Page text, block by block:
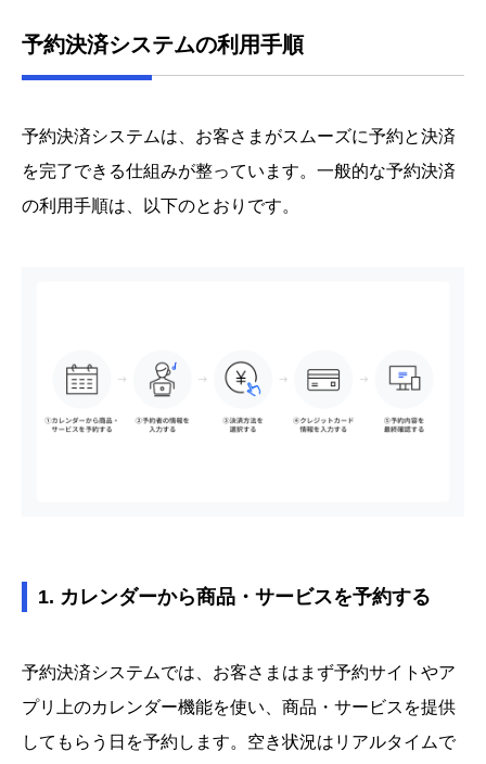
予約決済システムの利用手順
予約決済システムは、お客さまがスムーズに予約と決済
を完了できる仕組みが整っています。一般的な予約決済
の利用手順は、以下のとおりです。
1. カレンダーから商品・サービスを予約する
予約決済システムでは、お客さまはまず予約サイトやア
プリ上のカレンダー機能を使い、商品・サービスを提供
してもらう日を予約します。空き状況はリアルタイムで